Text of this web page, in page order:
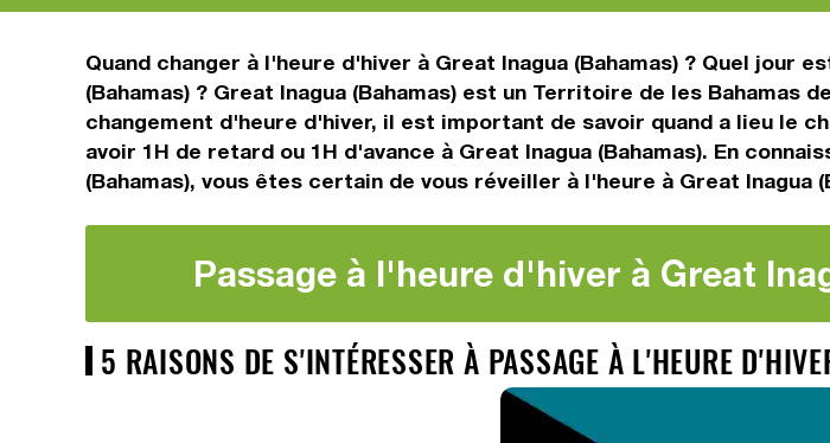
Quand changer à l'heure d'hiver à Great Inagua (Bahamas) ? Quel jour
(Bahamas) ? Great Inagua (Bahamas) est un Territoire de les Bahamas
changement d'heure d'hiver, il est important de savoir quand a lieu le
avoir 1H de retard ou 1H d'avance à Great Inagua (Bahamas). En
(Bahamas), vous êtes certain de vous réveiller à l'heure à Great Inagua
Passage à l'heure d'hiver à Great
5 RAISONS DE S'INTÉRESSER À PASSAGE À L'HEURE